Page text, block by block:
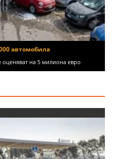
автомобила
оценяват на 5 милиона евро